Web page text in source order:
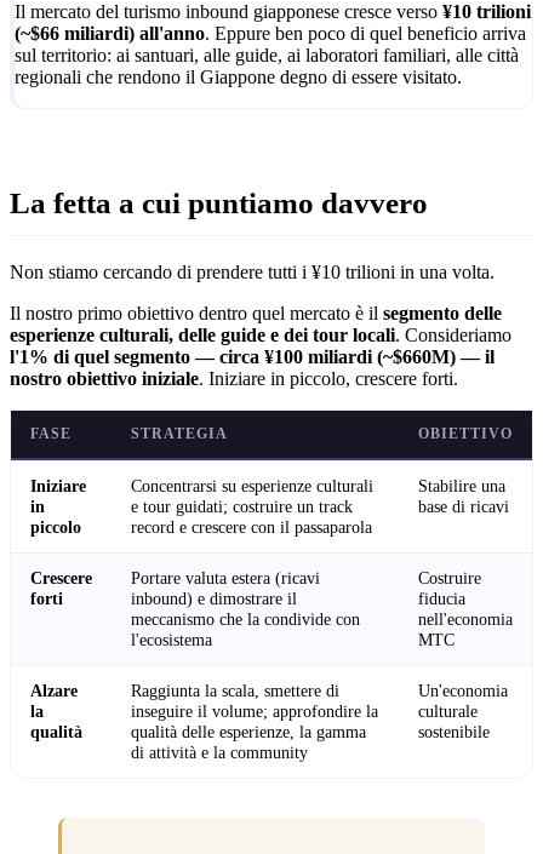
Il mercato del turismo inbound giapponese cresce verso ¥10 trilioni
(~$66 miliardi) all'anno. Eppure ben poco di quel beneficio arriva
sul territorio: ai santuari, alle guide, ai laboratori familiari, alle città
regionali che rendono il Giappone degno di essere visitato.
La fetta a cui puntiamo davvero
Non stiamo cercando di prendere tutti i ¥10 trilioni in una volta.
Il nostro primo obiettivo dentro quel mercato è il segmento delle
esperienze culturali, delle guide e dei tour locali. Consideriamo
l'1% di quel segmento — circa ¥100 miliardi (~$660M) — il
nostro obiettivo iniziale. Iniziare in piccolo, crescere forti.
FASE STRATEGIA OBIETTIVO
Iniziare
in
piccolo
Concentrarsi su esperienze culturali
e tour guidati; costruire un track
record e crescere con il passaparola
Stabilire una
base di ricavi
Crescere
forti
Portare valuta estera (ricavi
inbound) e dimostrare il
meccanismo che la condivide con
l'ecosistema
Costruire
fiducia
nell'economia
MTC
Alzare
la
qualità
Raggiunta la scala, smettere di
inseguire il volume; approfondire la
qualità delle esperienze, la gamma
di attività e la community
Un'economia
culturale
sostenibile